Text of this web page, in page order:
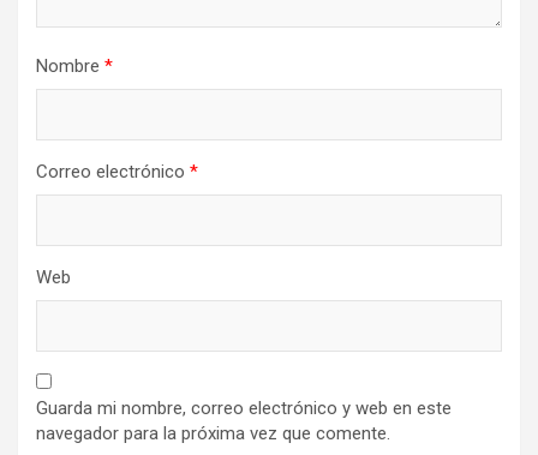
Nombre *
Correo electrónico *
Web
Guarda mi nombre, correo electrónico y web en este
navegador para la próxima vez que comente.